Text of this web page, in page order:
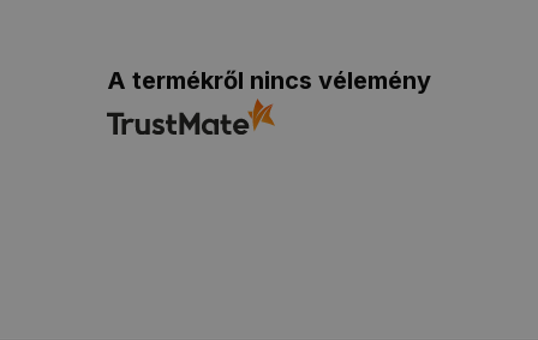
A termékről nincs vélemény